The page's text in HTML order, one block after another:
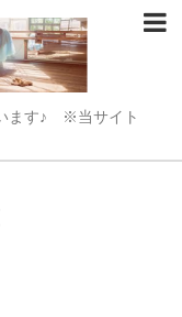
ます♪ ※当サイト